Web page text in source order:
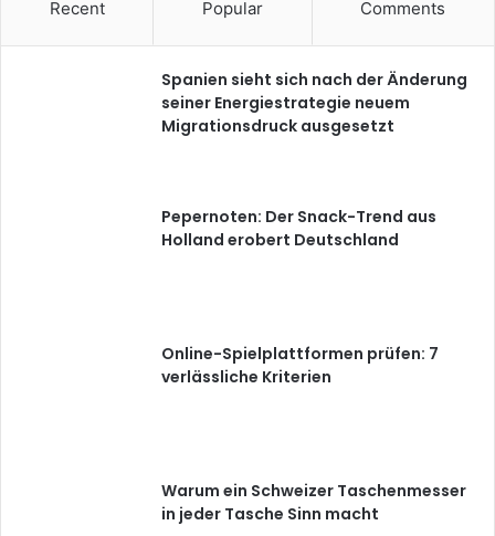
Recent Popular Comments
Spanien sieht sich nach der Änderung
seiner Energiestrategie neuem
Migrationsdruck ausgesetzt
Pepernoten: Der Snack-Trend aus
Holland erobert Deutschland
Online-Spielplattformen prüfen: 7
verlässliche Kriterien
Warum ein Schweizer Taschenmesser
in jeder Tasche Sinn macht